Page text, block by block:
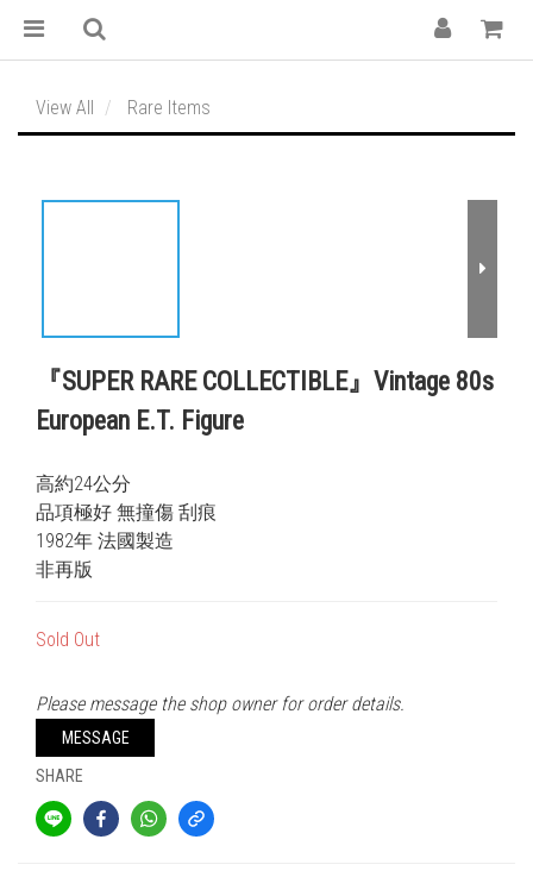
View All Rare Items
『SUPER RARE COLLECTIBLE』Vintage 80s
European E.T. Figure
高約24公分
品項極好 無撞傷 刮痕
1982年 法國製造
非再版
Sold Out
Please message the shop owner for order details.
MESSAGE
SHARE